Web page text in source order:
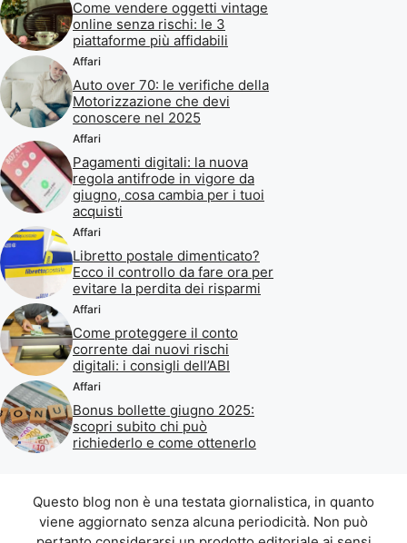
Come vendere oggetti vintage
online senza rischi: le 3
piattaforme più affidabili
Affari
Auto over 70: le verifiche della
Motorizzazione che devi
conoscere nel 2025
Affari
Pagamenti digitali: la nuova
regola antifrode in vigore da
giugno, cosa cambia per i tuoi
acquisti
Affari
Libretto postale dimenticato?
Ecco il controllo da fare ora per
evitare la perdita dei risparmi
Affari
Come proteggere il conto
corrente dai nuovi rischi
digitali: i consigli dell’ABI
Affari
Bonus bollette giugno 2025:
scopri subito chi può
richiederlo e come ottenerlo
Questo blog non è una testata giornalistica, in quanto
viene aggiornato senza alcuna periodicità. Non può